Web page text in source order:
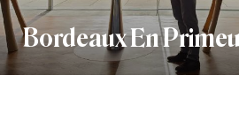
Bordeaux En